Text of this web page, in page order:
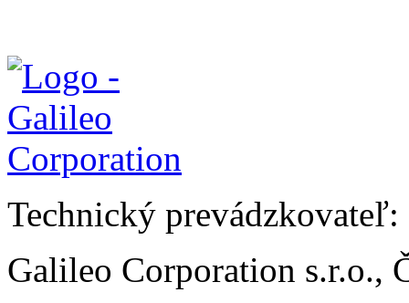
Technický prevádzkovateľ:
Galileo Corporation s.r.o.,